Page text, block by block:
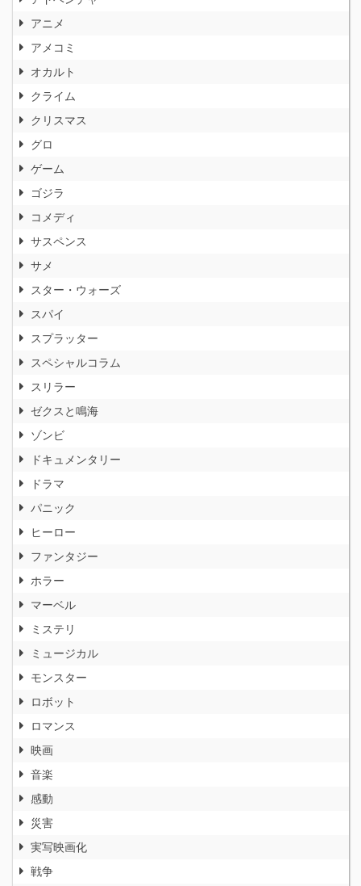
アニメ
アメコミ
オカルト
クライム
クリスマス
グロ
ゲーム
ゴジラ
コメディ
サスペンス
サメ
スター・ウォーズ
スパイ
スプラッター
スペシャルコラム
スリラー
ゼクスと鳴海
ゾンビ
ドキュメンタリー
ドラマ
パニック
ヒーロー
ファンタジー
ホラー
マーベル
ミステリ
ミュージカル
モンスター
ロボット
ロマンス
映画
音楽
感動
災害
実写映画化
戦争